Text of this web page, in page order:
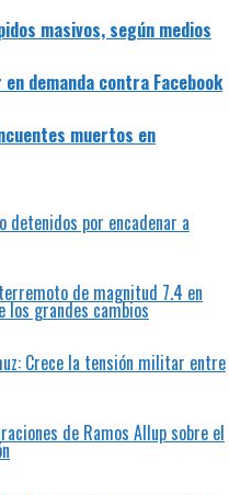
masivos, según medios
demanda contra Facebook
muertos en
detenidos por encadenar a
de magnitud 7.4 en
los grandes cambios
Crece la tensión militar entre
de Ramos Allup sobre el